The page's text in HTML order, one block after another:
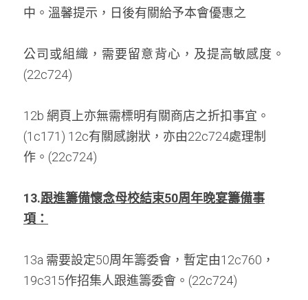
中。溫馨提示，日後有關給予本會優惠之
公司或組織，需要留意背心，及提高敏感度。
(22c724)
12b 網頁上亦無需標明有關商店之折扣事宜。
(1c171) 12c有關感謝狀，亦由22c724處理制
作。(22c724)
13.跟進籌備懷念母校結束50周年晚宴籌備事
項：
13a 需要設定50周年籌委會，暫定由12c760，
19c315作招集人跟進籌委會。(22c724)